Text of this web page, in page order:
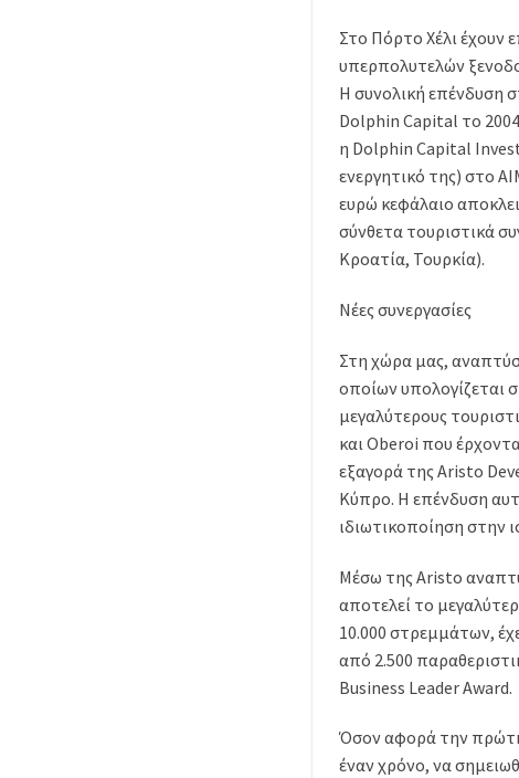
Στο Πόρτο Χέλι έχουν
υπερπολυτελών
Η συνολική επένδυση
Dolphin Capital το
η Dolphin Capital
ενεργητικό της) στο
ευρώ κεφάλαιο
σύνθετα τουριστικά
Κροατία, Τουρκία).
Νέες συνεργασίες
Στη χώρα μας,
οποίων υπολογίζεται
μεγαλύτερους
και Oberoi που
εξαγορά της Aristo
Κύπρο. Η επένδυση
ιδιωτικοποίηση στην
Μέσω της Aristo
αποτελεί το
10.000 στρεμμάτων,
από 2.500
Business Leader Award.
Όσον αφορά την πρώτη
έναν χρόνο, να